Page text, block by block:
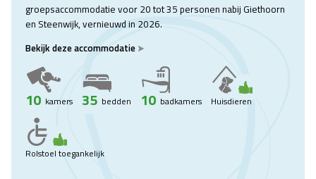
groepsaccommodatie voor 20 tot 35 personen nabij Giethoorn
en Steenwijk, vernieuwd in 2026.
Bekijk deze accommodatie
10 kamers 35 bedden 10 badkamers Huisdieren
Rolstoel toegankelijk